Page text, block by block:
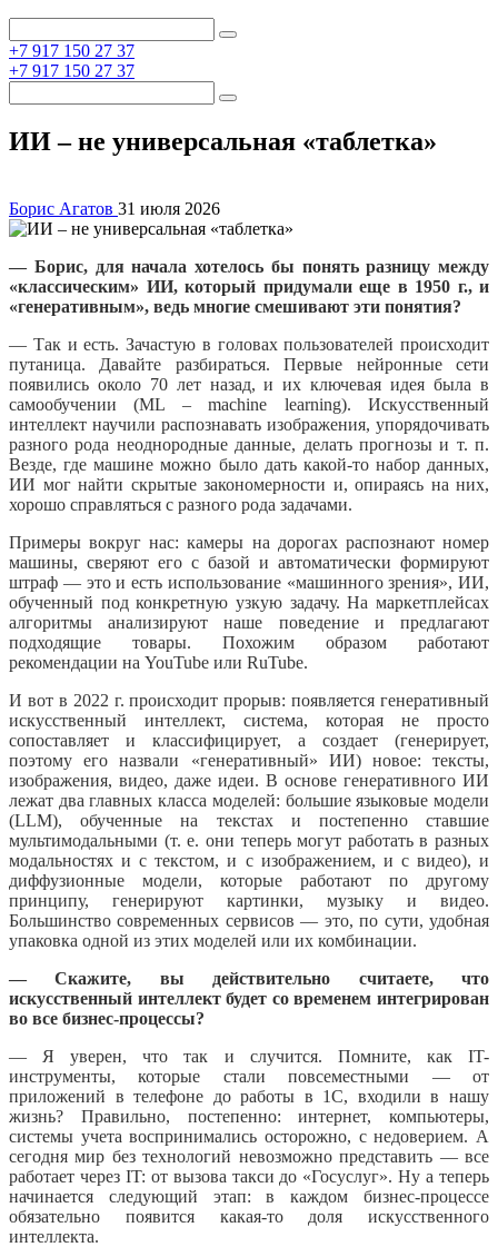
+7 917 150 27 37
+7 917 150 27 37
ИИ – не универсальная «таблетка»
Борис Агатов 31 июля 2026
— Борис, для начала хотелось бы понять разницу между
«классическим» ИИ, который придумали еще в 1950 г., и
«генеративным», ведь многие смешивают эти понятия?
— Так и есть. Зачастую в головах пользователей происходит
путаница. Давайте разбираться. Первые нейронные сети
появились около 70 лет назад, и их ключевая идея была в
самообучении (ML – machine learning). Искусственный
интеллект научили распознавать изображения, упорядочивать
разного рода неоднородные данные, делать прогнозы и т. п.
Везде, где машине можно было дать какой-то набор данных,
ИИ мог найти скрытые закономерности и, опираясь на них,
хорошо справляться с разного рода задачами.
Примеры вокруг нас: камеры на дорогах распознают номер
машины, сверяют его с базой и автоматически формируют
штраф — это и есть использование «машинного зрения», ИИ,
обученный под конкретную узкую задачу. На маркетплейсах
алгоритмы анализируют наше поведение и предлагают
подходящие товары. Похожим образом работают
рекомендации на YouTube или RuTube.
И вот в 2022 г. происходит прорыв: появляется генеративный
искусственный интеллект, система, которая не просто
сопоставляет и классифицирует, а создает (генерирует,
поэтому его назвали «генеративный» ИИ) новое: тексты,
изображения, видео, даже идеи. В основе генеративного ИИ
лежат два главных класса моделей: большие языковые модели
(LLM), обученные на текстах и постепенно ставшие
мультимодальными (т. е. они теперь могут работать в разных
модальностях и с текстом, и с изображением, и с видео), и
диффузионные модели, которые работают по другому
принципу, генерируют картинки, музыку и видео.
Большинство современных сервисов — это, по сути, удобная
упаковка одной из этих моделей или их комбинации.
— Скажите, вы действительно считаете, что
искусственный интеллект будет со временем интегрирован
во все бизнес-процессы?
— Я уверен, что так и случится. Помните, как IT-
инструменты, которые стали повсеместными — от
приложений в телефоне до работы в 1С, входили в нашу
жизнь? Правильно, постепенно: интернет, компьютеры,
системы учета воспринимались осторожно, с недоверием. А
сегодня мир без технологий невозможно представить — все
работает через IT: от вызова такси до «Госуслуг». Ну а теперь
начинается следующий этап: в каждом бизнес-процессе
обязательно появится какая-то доля искусственного
интеллекта.